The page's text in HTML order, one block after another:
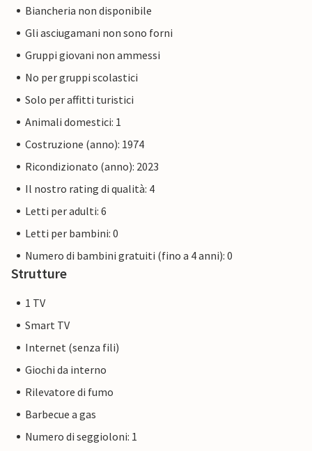
Biancheria non disponibile
Gli asciugamani non sono forni
Gruppi giovani non ammessi
No per gruppi scolastici
Solo per affitti turistici
Animali domestici: 1
Costruzione (anno): 1974
Ricondizionato (anno): 2023
Il nostro rating di qualità: 4
Letti per adulti: 6
Letti per bambini: 0
Numero di bambini gratuiti (fino a 4 anni): 0
Strutture
1 TV
Smart TV
Internet (senza fili)
Giochi da interno
Rilevatore di fumo
Barbecue a gas
Numero di seggioloni: 1